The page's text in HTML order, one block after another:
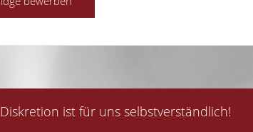
Diskretion ist für uns selbstverständlich!